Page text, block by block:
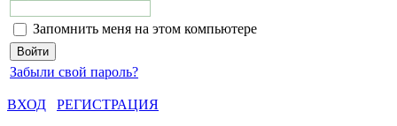
Запомнить меня на этом компьютере
Забыли свой пароль?
ВХОД
РЕГИСТРАЦИЯ